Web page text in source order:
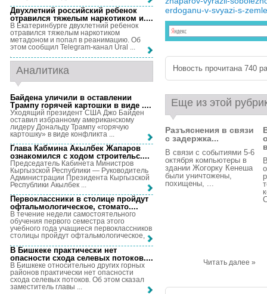
erdoganu-v-svyazi-s-
Новость прочитана 740
Еще из этой
Разъяснения в связи
с задержка...
В связи с событиями 5-6
октября компьютеры в
здании Жогорку Кенеша
были уничтожены,
похищены, ...
Читать далее »
Двухлетний российский ребенок
отравился тяжелым наркотиком и....
В Екатеринбурге двухлетний ребенок
отравился тяжелым наркотиком
метадоном и попал в реанимацию. Об
этом сообщил Telegram-канал Ural ...
Аналитика
Байдена уличили в оставлении
Трампу горячей картошки в виде ....
Уходящий президент США Джо Байден
оставил избранному американскому
лидеру Дональду Трампу «горячую
картошку» в виде конфликта ...
Глава Кабмина Акылбек Жапаров
ознакомился с ходом строительс....
Председатель Кабинета Министров
Кыргызской Республики — Руководитель
Администрации Президента Кыргызской
Республики Акылбек ...
Первоклассники в столице пройдут
офтальмологическое, стомато....
В течение недели самостоятельного
обучения первого семестра этого
учебного года учащиеся первоклассников
столицы пройдут офтальмологическое, ...
В Бишкеке практически нет
опасности схода селевых потоков....
В Бишкеке относительно других горных
районов практически нет опасности
схода селевых потоков. Об этом сказал
заместитель главы ...